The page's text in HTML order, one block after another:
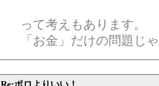
って考えもあります。
「お金」だけの問題じ